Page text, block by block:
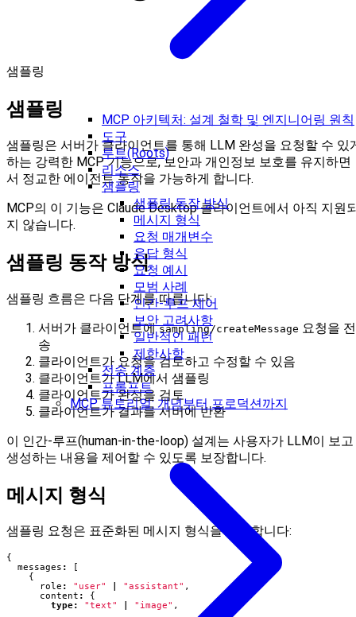
MCP 아키텍처: 설계 철학 및 엔지니어링 원칙
도구
루트(Roots)
리소스
샘플링
샘플링 동작 방식
메시지 형식
요청 매개변수
응답 형식
요청 예시
모범 사례
인간-루프 제어
보안 고려사항
일반적인 패턴
제한사항
전송 계층
프롬프트
MCP 튜토리얼: 개념부터 프로덕션까지
샘플링
샘플링
샘플링은 서버가 클라이언트를 통해 LLM 완성을 요청할 수 있
하는 강력한 MCP 기능으로, 보안과 개인정보 보호를 유지하면
서 정교한 에이전트 동작을 가능하게 합니다.
MCP의 이 기능은 Claude Desktop 클라이언트에서 아직 지원
지 않습니다.
샘플링 동작 방식
샘플링 흐름은 다음 단계를 따릅니다:
서버가 클라이언트에sampling/createMessage 요청을 전
송
클라이언트가 요청을 검토하고 수정할 수 있음
클라이언트가 LLM에서 샘플링
클라이언트가 완성을 검토
클라이언트가 결과를 서버에 반환
이 인간-루프(human-in-the-loop) 설계는 사용자가 LLM이 보고
생성하는 내용을 제어할 수 있도록 보장합니다.
메시지 형식
샘플링 요청은 표준화된 메시지 형식을 사용합니다:
{
messages :
{
role : "user" "assistant" ,
content :
{
type: "text" "image" ,